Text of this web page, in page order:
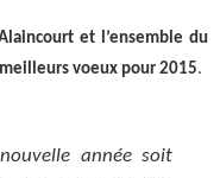
et l’ensemble du
voeux pour 2015.
année soit